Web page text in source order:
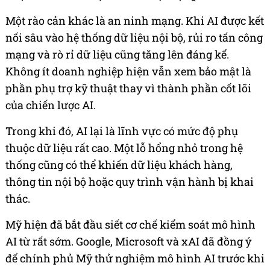
Một rào cản khác là an ninh mạng. Khi AI được kết
nối sâu vào hệ thống dữ liệu nội bộ, rủi ro tấn công
mạng và rò rỉ dữ liệu cũng tăng lên đáng kể.
Không ít doanh nghiệp hiện vẫn xem bảo mật là
phần phụ trợ kỹ thuật thay vì thành phần cốt lõi
của chiến lược AI.
Trong khi đó, AI lại là lĩnh vực có mức độ phụ
thuộc dữ liệu rất cao. Một lỗ hổng nhỏ trong hệ
thống cũng có thể khiến dữ liệu khách hàng,
thông tin nội bộ hoặc quy trình vận hành bị khai
thác.
Mỹ hiện đã bắt đầu siết cơ chế kiểm soát mô hình
AI từ rất sớm. Google, Microsoft và xAI đã đồng ý
để chính phủ Mỹ thử nghiệm mô hình AI trước khi